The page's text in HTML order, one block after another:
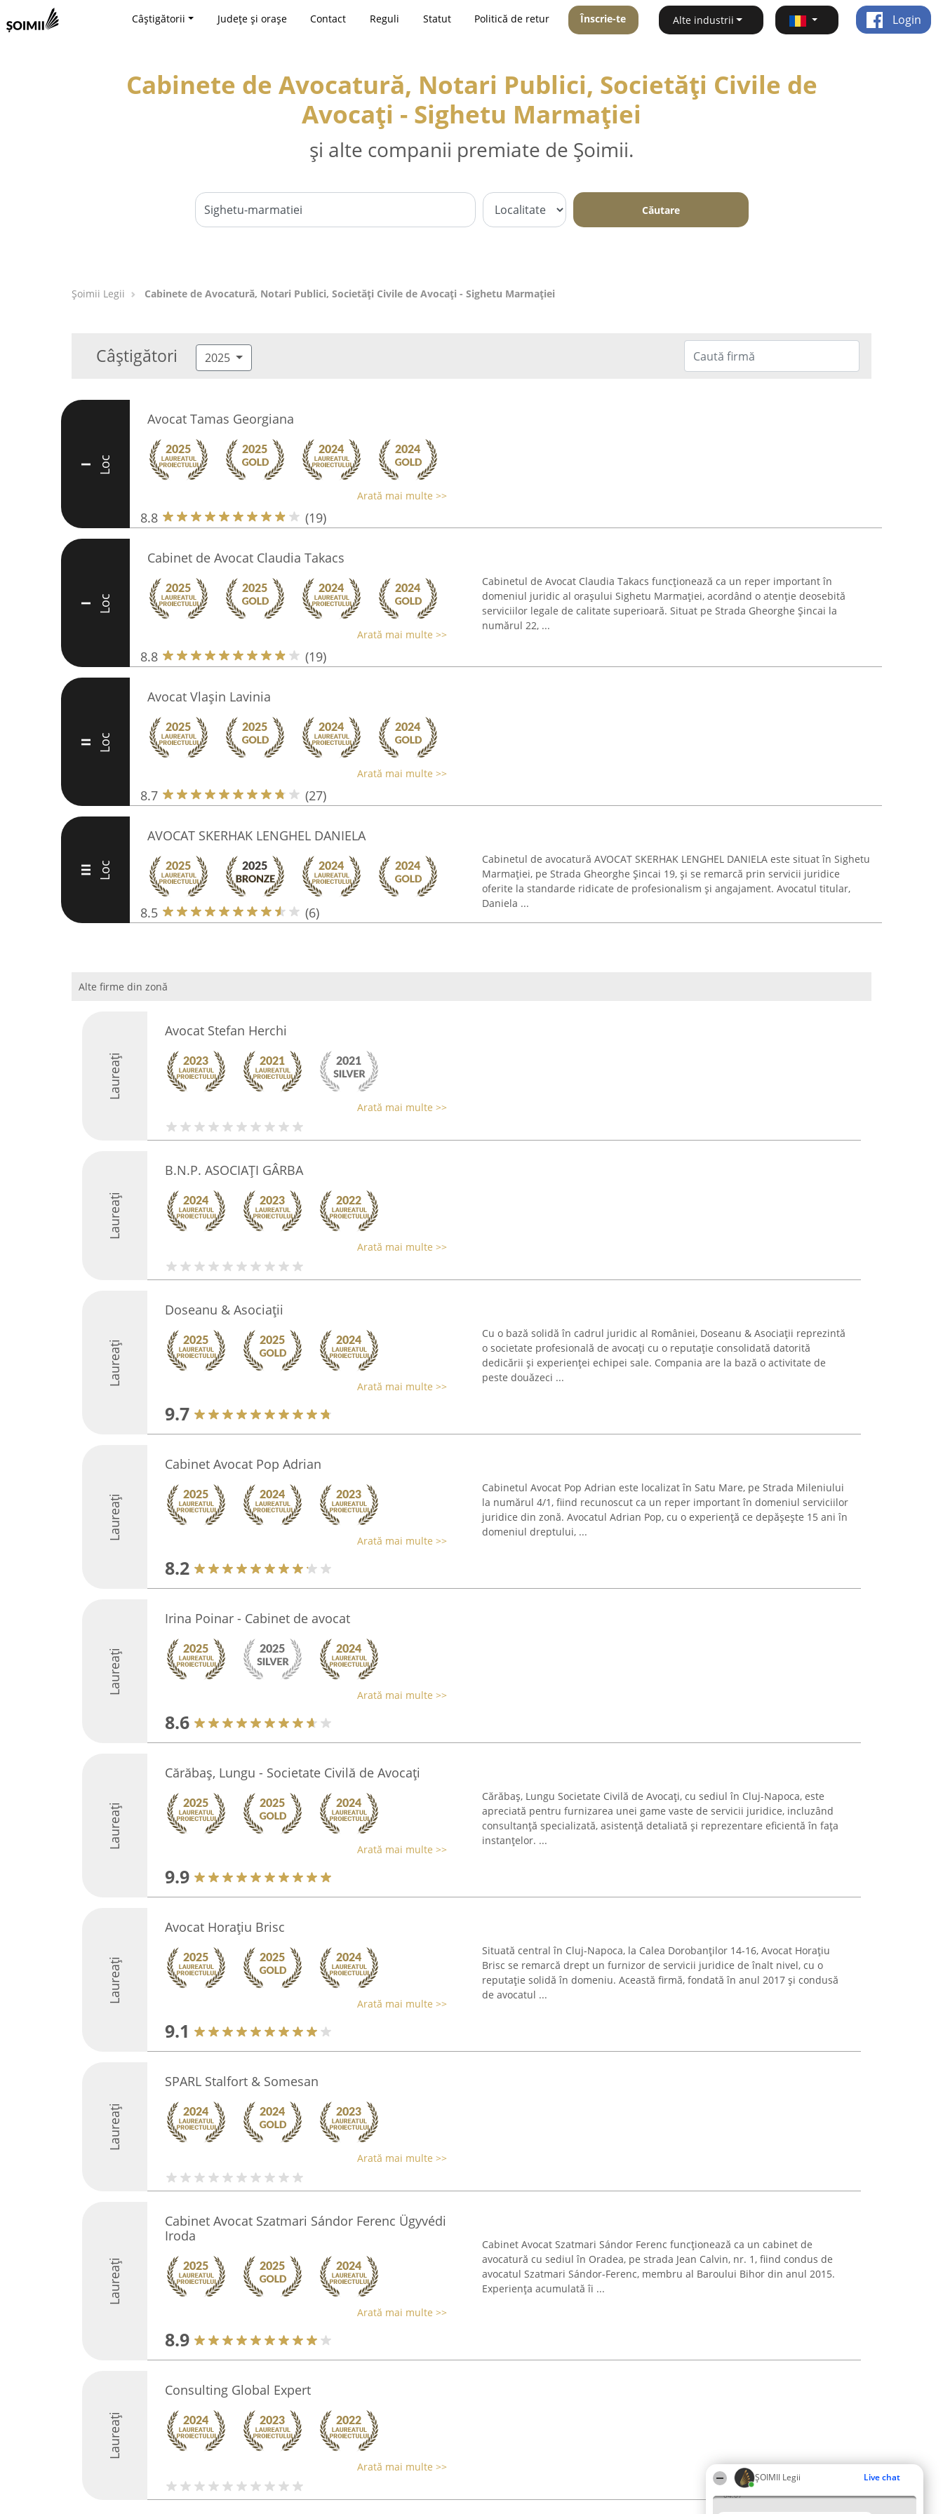
ȘOIMII Legii Live chat
04:07
Câștigătorii Județe și orașe Contact Reguli Statut Politică de retur Înscrie-te Alte industrii Login
Cabinete de Avocatură, Notari Publici, Societăți Civile de
Avocați - Sighetu Marmaţiei
și alte companii premiate de Șoimii.
Căutare
Șoimii Legii Cabinete de Avocatură, Notari Publici, Societăți Civile de Avocați - Sighetu Marmaţiei
Câștigători 2025
I Loc
Avocat Tamas Georgiana
Arată mai multe >>
8.8 (19)
I Loc
Cabinet de Avocat Claudia Takacs
Arată mai multe >>
8.8 (19)
Cabinetul de Avocat Claudia Takacs funcționează ca un reper important în
domeniul juridic al orașului Sighetu Marmației, acordând o atenție deosebită
serviciilor legale de calitate superioară. Situat pe Strada Gheorghe Șincai la
numărul 22, ...
II Loc
Avocat Vlașin Lavinia
Arată mai multe >>
8.7 (27)
III Loc
AVOCAT SKERHAK LENGHEL DANIELA
8.5 (6)
Cabinetul de avocatură AVOCAT SKERHAK LENGHEL DANIELA este situat în Sighetu
Marmației, pe Strada Gheorghe Șincai 19, și se remarcă prin servicii juridice
oferite la standarde ridicate de profesionalism și angajament. Avocatul titular,
Daniela ...
Alte firme din zonă
Laureați
Avocat Stefan Herchi
Arată mai multe >>
Laureați
B.N.P. ASOCIAŢI GÂRBA
Arată mai multe >>
Laureați
Doseanu & Asociații
Arată mai multe >>
9.7
Cu o bază solidă în cadrul juridic al României, Doseanu & Asociații reprezintă
o societate profesională de avocați cu o reputație consolidată datorită
dedicării și experienței echipei sale. Compania are la bază o activitate de
peste douăzeci ...
Laureați
Cabinet Avocat Pop Adrian
Arată mai multe >>
8.2
Cabinetul Avocat Pop Adrian este localizat în Satu Mare, pe Strada Mileniului
la numărul 4/1, fiind recunoscut ca un reper important în domeniul serviciilor
juridice din zonă. Avocatul Adrian Pop, cu o experiență ce depășește 15 ani în
domeniul dreptului, ...
Laureați
Irina Poinar - Cabinet de avocat
Arată mai multe >>
8.6
Laureați
Cărăbaș, Lungu - Societate Civilă de Avocați
Arată mai multe >>
9.9
Cărăbaș, Lungu Societate Civilă de Avocați, cu sediul în Cluj-Napoca, este
apreciată pentru furnizarea unei game vaste de servicii juridice, incluzând
consultanță specializată, asistență detaliată și reprezentare eficientă în fața
instanțelor. ...
Laureați
Avocat Horațiu Brisc
Arată mai multe >>
9.1
Situată central în Cluj-Napoca, la Calea Dorobanților 14-16, Avocat Horațiu
Brisc se remarcă drept un furnizor de servicii juridice de înalt nivel, cu o
reputație solidă în domeniu. Această firmă, fondată în anul 2017 și condusă
de avocatul ...
Laureați
SPARL Stalfort & Somesan
Arată mai multe >>
Laureați
Cabinet Avocat Szatmari Sándor Ferenc Ügyvédi
Iroda
Arată mai multe >>
8.9
Cabinet Avocat Szatmari Sándor Ferenc funcționează ca un cabinet de
avocatură cu sediul în Oradea, pe strada Jean Calvin, nr. 1, fiind condus de
avocatul Szatmari Sándor-Ferenc, membru al Baroului Bihor din anul 2015.
Experiența acumulată îi ...
Laureați
Consulting Global Expert
Arată mai multe >>